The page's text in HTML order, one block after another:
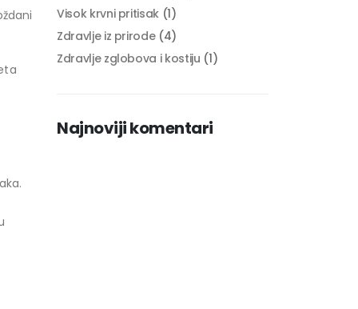
Visok krvni pritisak (1)
Zdravlje iz prirode(4)
Zdravlje zglobova i kostiju (1)
Najnoviji komentari